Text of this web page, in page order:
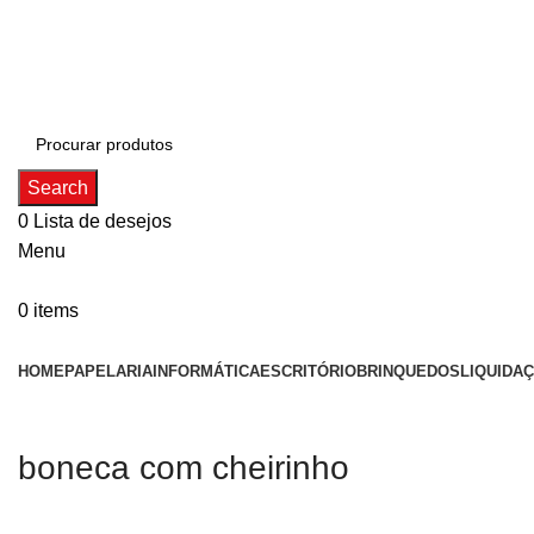
Search
0 Lista de desejos
Menu
0 items
HOMEPAPELARIA INFORMÁTICAESCRITÓRIOBRINQUEDOS
boneca com cheirinho